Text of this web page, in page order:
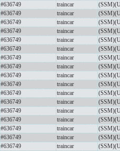
#636749 traincar
#636749 traincar
#636749 traincar
#636749 traincar
#636749 traincar
#636749 traincar
#636749 traincar
#636749 traincar
#636749 traincar
#636749 traincar
#636749 traincar
#636749 traincar
#636749 traincar
#636749 traincar
#636749 traincar
#636749 traincar
#636749 traincar